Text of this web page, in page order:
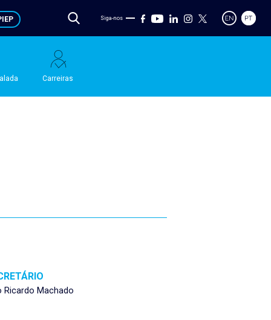
Siga-nos
Carreiras
Ricardo Machado